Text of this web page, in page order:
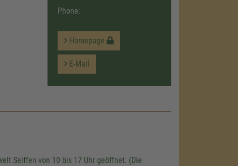
Phone:
Homepage
E-Mail
Seiffen von 10 bis 17 Uhr geöffnet. (Die